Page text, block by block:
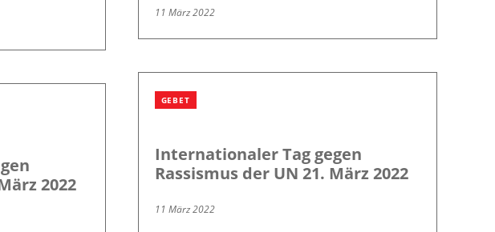
11 März 2022
GEBET
Internationaler Tag gegen
Rassismus der UN 21. März 2022
11 März 2022
2022